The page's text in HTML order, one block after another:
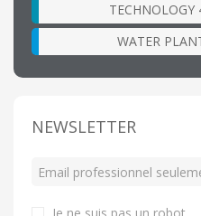
TECHNOLOGY
WATER
NEWSLETTER